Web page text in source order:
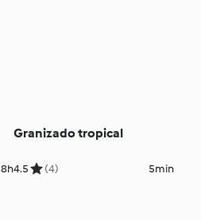
8h
Granizado tropical
4.5 (4) 5min